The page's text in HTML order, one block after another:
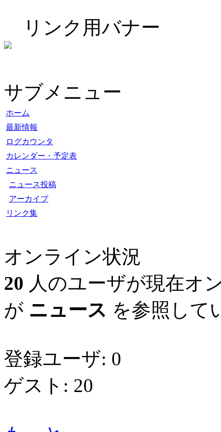
リンク用バナー
サブメニュー
ホーム
最新情報
ログカウンタ
カレンダー・予定表
ニュース
ニュース投稿
アーカイブ
リンク集
オンライン状況
20 人のユーザが現在オ
が ニュース を参照して
登録ユーザ: 0
ゲスト: 20